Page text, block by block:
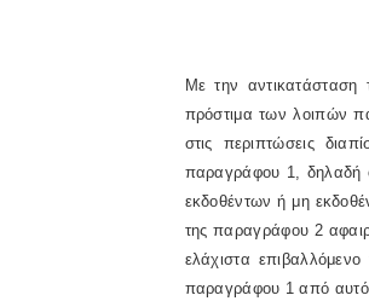
Με την
πρόστιμα των λοιπών
στις περιπτώσεις
παραγράφου 1, δηλαδή
εκδοθέντων ή μη
της παραγράφου 2
ελάχιστα
παραγράφου 1 από αυτό